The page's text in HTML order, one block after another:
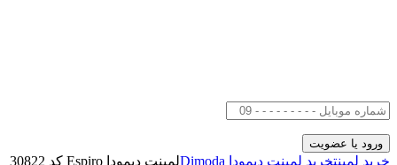
خرید لمینتخرید لمینت دیمودا Dimoda لمینت دیمودا Espiro کد 30822